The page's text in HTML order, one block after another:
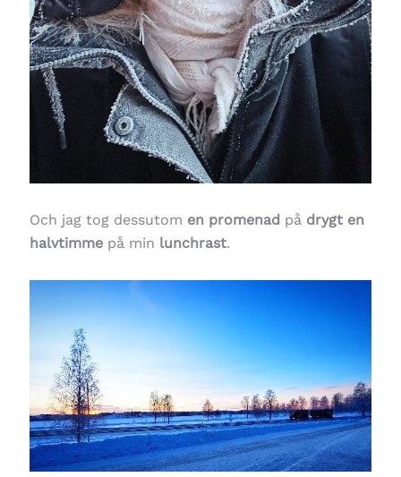
Och jag tog dessutom en promenad på drygt en
halvtimmepå min lunchrast.